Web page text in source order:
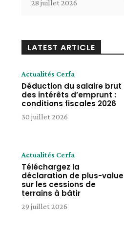
28 juillet 2026
LATEST ARTICLE
Actualités Cerfa
Déduction du salaire brut
des intérêts d’emprunt :
conditions fiscales 2026
30 juillet 2026
Actualités Cerfa
Téléchargez la
déclaration de plus-value
sur les cessions de
terrains à bâtir
29 juillet 2026